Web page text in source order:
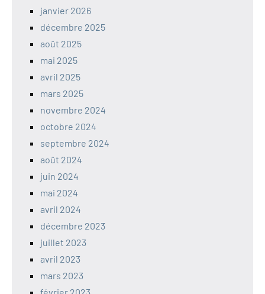
janvier 2026
décembre 2025
août 2025
mai 2025
avril 2025
mars 2025
novembre 2024
octobre 2024
septembre 2024
août 2024
juin 2024
mai 2024
avril 2024
décembre 2023
juillet 2023
avril 2023
mars 2023